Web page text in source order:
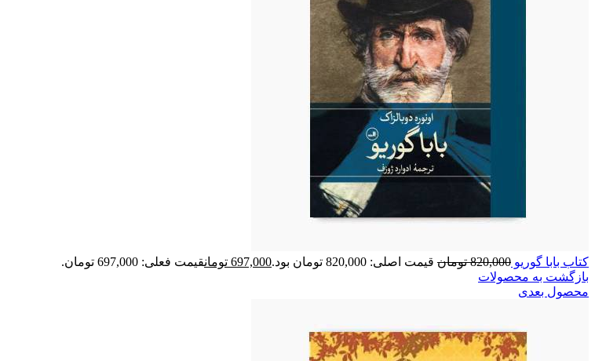
کتاب بابا گوریو 820,000 تومان قیمت اصلی: 820,000 تومان بود. 697,000 تومانقیمت فعلی: 697,000 تومان.
بازگشت به محصولات
محصول بعدی